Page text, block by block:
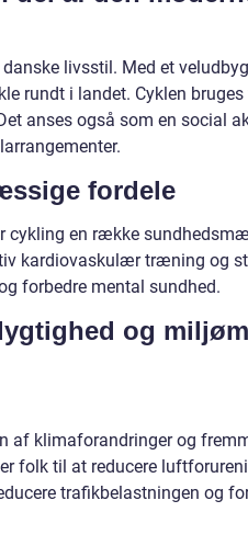
livsstil. Med et
rundt i landet. Cyklen
anses også som en social
fordele
en række
kardiovaskulær træning og
forbedre mental sundhed.
og
af klimaforandringer og
folk til at reducere
trafikbelastningen og